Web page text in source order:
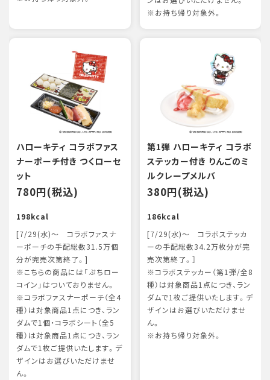
※お持ち帰り対象外。
ハローキティ コラボファス
ナーポーチ付き つくローセ
ット
780円(税込)
198kcal
[7/29(水)～ コラボファスナ
ーポーチの手配総数31.5万個
分が完売次第終了。]
※こちらの商品には「ぷちロー
コイン」はついておりません。
※コラボファスナーポーチ（全4
種）は対象商品1点につき、ラン
ダムで1個・コラボシート（全5
種）は対象商品1点につき、ラン
ダムで1枚ご提供いたします。デ
ザインはお選びいただけませ
ん。
第1弾 ハローキティ コラボ
ステッカー付き りんごのミ
ルクレープメルバ
380円(税込)
186kcal
[7/29(水)～ コラボステッカ
ーの手配総数34.2万枚分が完
売次第終了。］
※コラボステッカー（第1弾/全8
種）は対象商品1点につき、ラン
ダムで1枚ご提供いたします。デ
ザインはお選びいただけませ
ん。
※お持ち帰り対象外。